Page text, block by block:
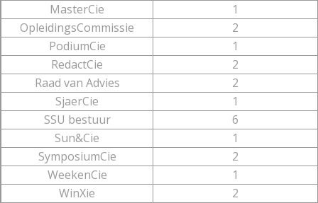
MasterCie
1
OpleidingsCommissie
2
PodiumCie
1
RedactCie
2
Raad van Advies
2
SjaerCie
1
SSU bestuur
6
Sun&Cie
1
SymposiumCie
2
WeekenCie
1
WinXie
2